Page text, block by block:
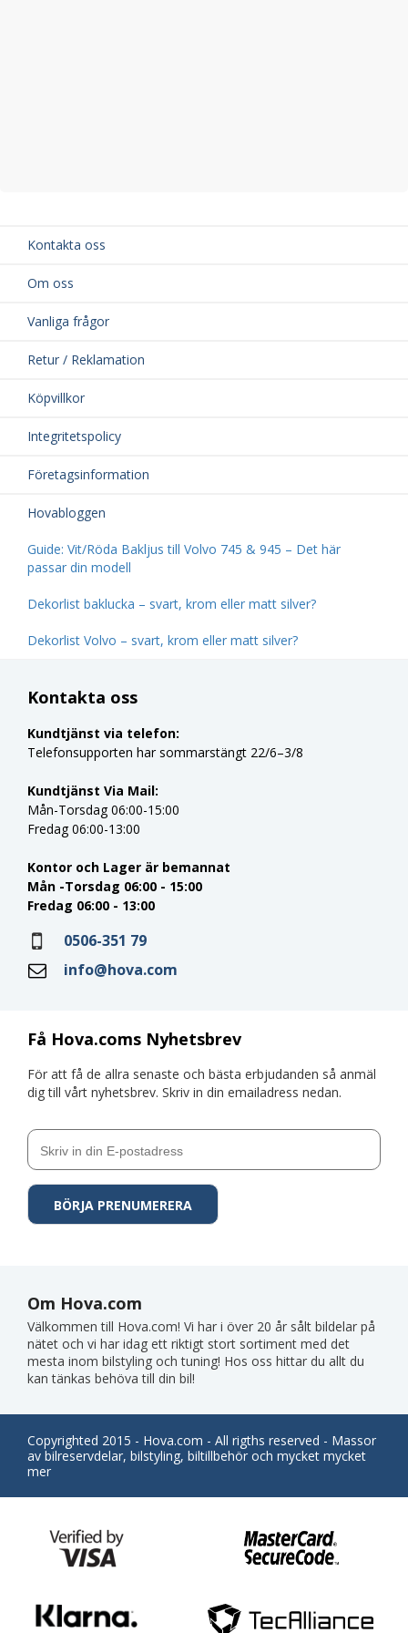
Kontakta oss
Om oss
Vanliga frågor
Retur / Reklamation
Köpvillkor
Integritetspolicy
Företagsinformation
Hovabloggen
Guide: Vit/Röda Bakljus till Volvo 745 & 945 – Det här
passar din modell
Dekorlist baklucka – svart, krom eller matt silver?
Dekorlist Volvo – svart, krom eller matt silver?
Få Hova.coms Nyhetsbrev
För att få de allra senaste och bästa erbjudanden så anmäl
dig till vårt nyhetsbrev. Skriv in din emailadress nedan.
Kontakta oss
Kundtjänst via telefon:
Telefonsupporten har sommarstängt 22/6–3/8
Kundtjänst Via Mail:
Mån-Torsdag 06:00-15:00
Fredag 06:00-13:00
Kontor och Lager är bemannat
Mån -Torsdag 06:00 - 15:00
Fredag 06:00 - 13:00
0506-351 79
info@hova.com
Om Hova.com
Välkommen till Hova.com! Vi har i över 20 år sålt bildelar på
nätet och vi har idag ett riktigt stort sortiment med det
mesta inom bilstyling och tuning! Hos oss hittar du allt du
kan tänkas behöva till din bil!
Copyrighted 2015 - Hova.com - All rigths reserved - Massor
av bilreservdelar, bilstyling, biltillbehör och mycket mycket
mer